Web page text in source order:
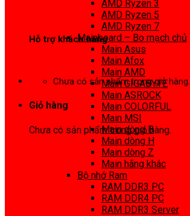
Hỗ trợ khách hàng
Chưa có sản phẩm trong giỏ hàng.
Giỏ hàng
Chưa có sản phẩm trong giỏ hàng.
AMD Ryzen 3
AMD Ryzen 5
AMD Ryzen 7
Mainboard – Bo mạch chủ
Main Asus
Main Afox
Main AMD
Main GIGABYTE
Main ASROCK
Main COLORFUL
Main MSI
Main dòng B
Main dòng H
Main dòng Z
Main hãng khác
Bộ nhớ Ram
RAM DDR3 PC
RAM DDR4 PC
RAM DDR3 Server